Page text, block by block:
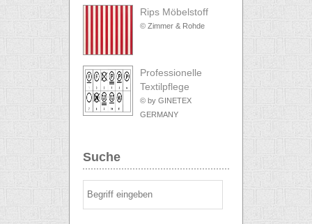
Rips Möbelstoff
© Zimmer & Rohde
Professionelle
Textilpflege
© by GINETEX
GERMANY
Suche